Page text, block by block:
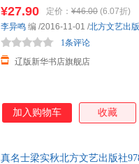
¥27.90 定价： ¥46.00 (6.07折)
辽版新华书店旗舰店
1条评论
李异鸣 编 /2016-11-01 /北方文艺出
加入购物车 收藏
真名士梁实秋北方文艺出版社